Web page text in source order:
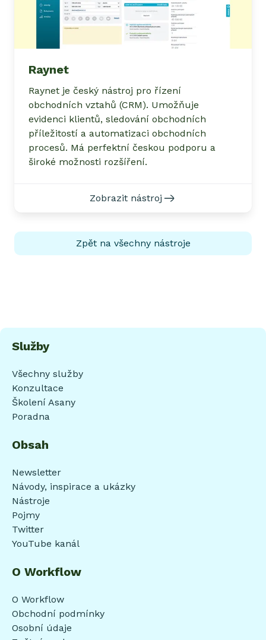
Raynet
Raynet je český nástroj pro řízení
obchodních vztahů (CRM). Umožňuje
evidenci klientů, sledování obchodních
příležitostí a automatizaci obchodních
procesů. Má perfektní českou podporu a
široké možnosti rozšíření.
Zobrazit nástroj
Zpět na všechny nástroje
Služby
Všechny služby
Konzultace
Školení Asany
Poradna
Obsah
Newsletter
Návody, inspirace a ukázky
Nástroje
Pojmy
Twitter
YouTube kanál
O Workflow
O Workflow
Obchodní podmínky
Osobní údaje